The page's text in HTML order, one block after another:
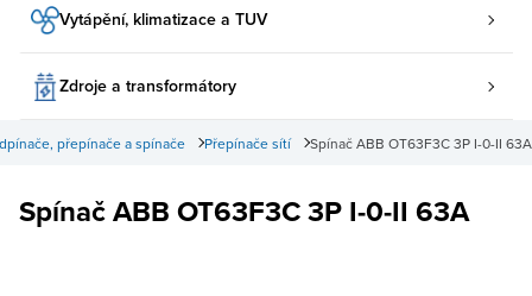
Vytápění, klimatizace a TUV
Zdroje a transformátory
Spínač ABB OT63F3C 3P I-0-II 63A
Přepínače sítí
přepínače a spínače
Spínač ABB OT63F3C 3P I-0-II 63A